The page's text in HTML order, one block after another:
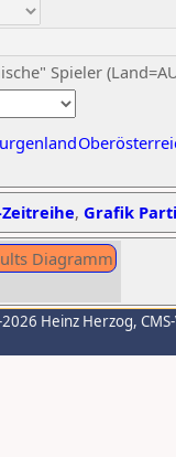
Spieler
, Grafik
Heinz Herzog,